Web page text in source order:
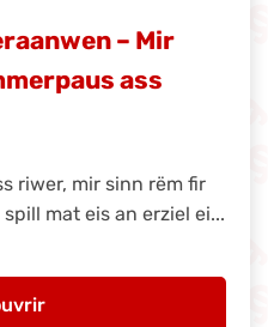
– Mir
ass
riwer, mir sinn rëm fir
mat eis an erziel ei...